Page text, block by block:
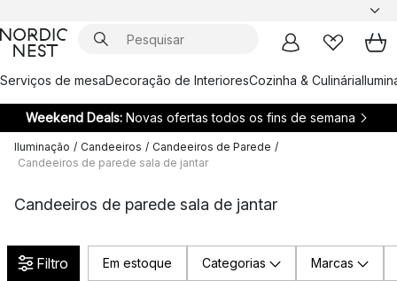
Serviços de mesaDecoração de InterioresCozinha & Culinária
Weekend Deals: Novas ofertas todos os fins de semana
Iluminação / Candeeiros / Candeeiros de Parede /
Candeeiros de parede sala de jantar
Candeeiros de parede sala de jantar
Filtro Em estoque Categorias Marcas